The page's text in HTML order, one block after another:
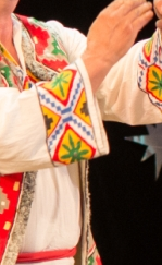
Новости
ГКЦ